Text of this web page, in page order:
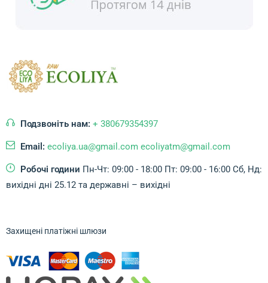
Подзвоніть нам: + 380679354397
Email: ecoliya.ua@gmail.com ecoliyatm@gmail.com
Робочі години Пн-Чт: 09:00 - 18:00 Пт: 09:00 - 16:00 Сб, Нд:
вихідні дні 25.12 та державні – вихідні
Захищені платіжні шлюзи